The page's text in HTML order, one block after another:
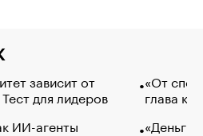
зависит от
для лидеров
ИИ-агенты
«От
глава
«Деньги